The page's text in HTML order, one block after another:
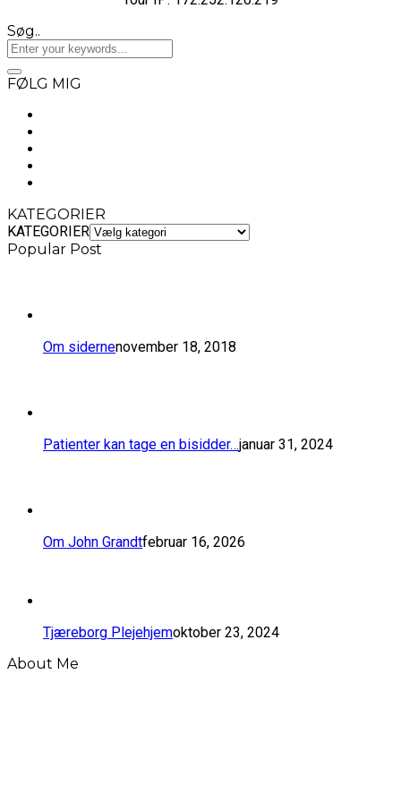
Søg..
FØLG MIG
KATEGORIER
KATEGORIER
Popular Post
Om sidernenovember 18, 2018
​Patienter kan tage en bisidder…januar 31, 2024
Om John Grandtfebruar 16, 2026
Tjæreborg Plejehjemoktober 23, 2024
About Me